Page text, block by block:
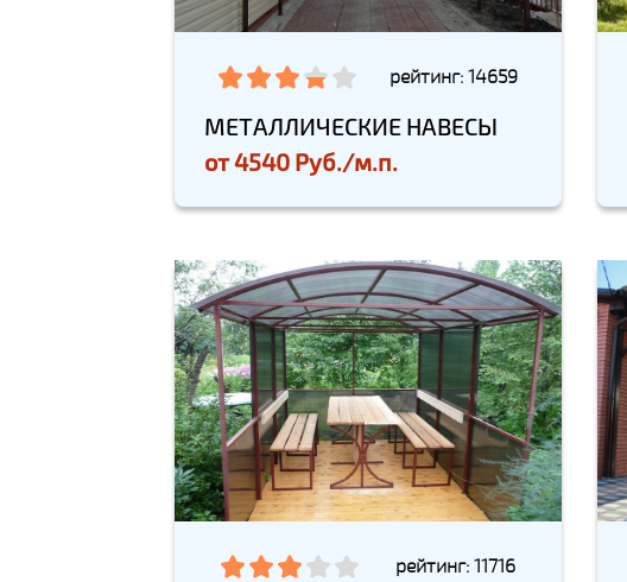
рейтинг: 14659
МЕТАЛЛИЧЕСКИЕ НАВЕСЫ
от4540 Руб./м.п.
рейтинг: 11716